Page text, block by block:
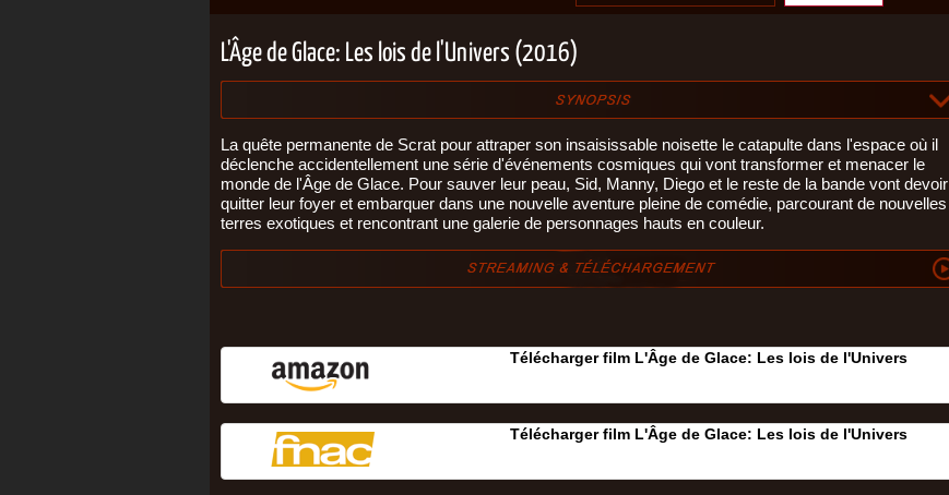
L'Âge de Glace: Les lois de l'Univers (2016)
La quête permanente de Scrat pour attraper son insaisissable noisette le catapulte dans l'espace où il
déclenche accidentellement une série d'événements cosmiques qui vont transformer et menacer le
monde de l'Âge de Glace. Pour sauver leur peau, Sid, Manny, Diego et le reste de la bande vont devoir
quitter leur foyer et embarquer dans une nouvelle aventure pleine de comédie, parcourant de nouvelles
terres exotiques et rencontrant une galerie de personnages hauts en couleur.
Télécharger film L'Âge de Glace: Les lois de l'Univers
Télécharger film L'Âge de Glace: Les lois de l'Univers